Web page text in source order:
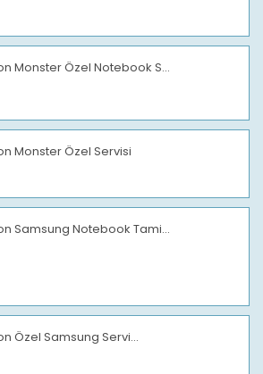
Monster Özel Notebook S...
Monster Özel Servisi
Samsung Notebook Tami...
Özel Samsung Servi...